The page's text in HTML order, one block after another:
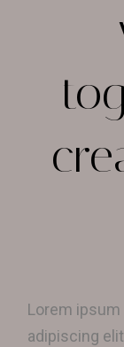
Lorem
adipiscing